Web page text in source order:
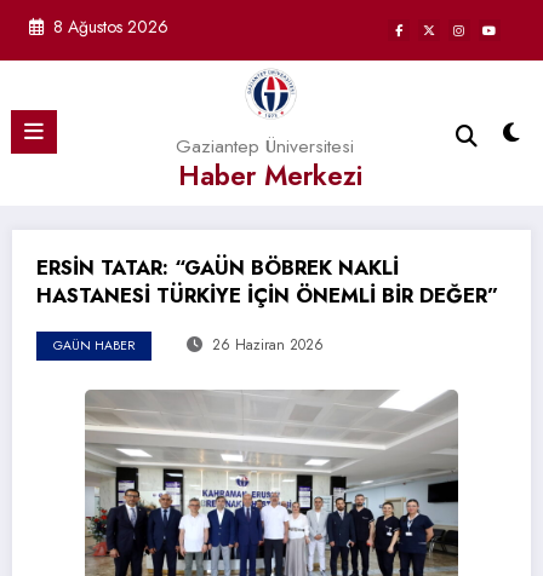
8 Ağustos 2026
Gaziantep Üniversitesi
Haber Merkezi
ERSİN TATAR: “GAÜN BÖBREK NAKLİ
HASTANESİ TÜRKİYE İÇİN ÖNEMLİ BİR DEĞER”
GAÜN HABER 26 Haziran 2026